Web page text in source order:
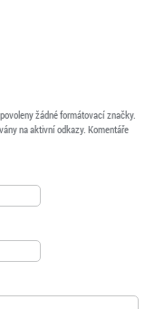
žádné formátovací značky.
na aktivní odkazy. Komentáře